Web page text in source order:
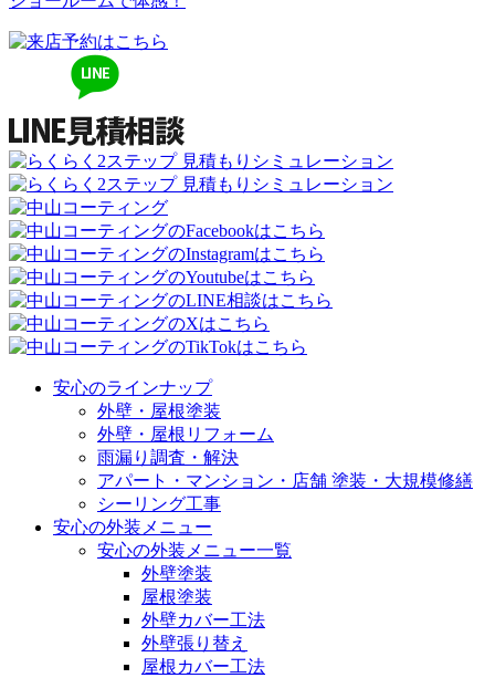
安心のラインナップ
外壁・屋根塗装
外壁・屋根リフォーム
雨漏り調査・解決
アパート・マンション・店舗 塗装・大規模修繕
シーリング工事
安心の外装メニュー
安心の外装メニュー一覧
外壁塗装
屋根塗装
外壁カバー工法
外壁張り替え
屋根カバー工法